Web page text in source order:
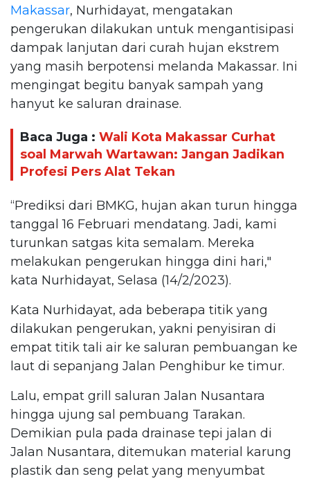
Makassar, Nurhidayat, mengatakan
pengerukan dilakukan untuk mengantisipasi
dampak lanjutan dari curah hujan ekstrem
yang masih berpotensi melanda Makassar. Ini
mengingat begitu banyak sampah yang
hanyut ke saluran drainase.
Baca Juga : Wali Kota Makassar Curhat
soal Marwah Wartawan: Jangan Jadikan
Profesi Pers Alat Tekan
“Prediksi dari BMKG, hujan akan turun hingga
tanggal 16 Februari mendatang. Jadi, kami
turunkan satgas kita semalam. Mereka
melakukan pengerukan hingga dini hari,"
kata Nurhidayat, Selasa (14/2/2023).
Kata Nurhidayat, ada beberapa titik yang
dilakukan pengerukan, yakni penyisiran di
empat titik tali air ke saluran pembuangan ke
laut di sepanjang Jalan Penghibur ke timur.
Lalu, empat grill saluran Jalan Nusantara
hingga ujung sal pembuang Tarakan.
Demikian pula pada drainase tepi jalan di
Jalan Nusantara, ditemukan material karung
plastik dan seng pelat yang menyumbat